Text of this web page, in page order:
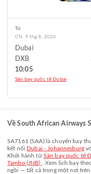
Từ
CN, 9 thg 8, 2026
Dubai
DXB
10:05
Sân bay quốc tế Dubai
Về South African Airways
SA7161 (SAA) là chuyến bay
kết nối Dubai - Johannesburg
Khởi hành từ Sân bay quốc tế
Tambo (JNB)
. Xem lịch bay
ngồi — tất cả trong một nơi trên